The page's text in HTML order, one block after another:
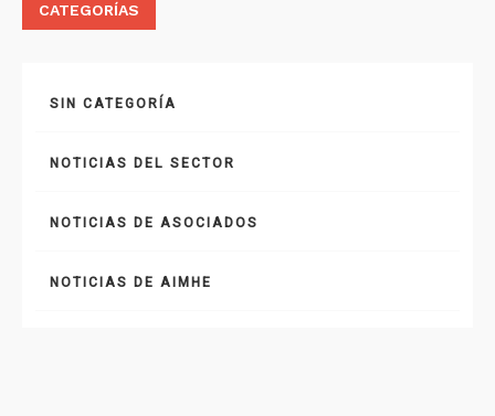
CATEGORÍAS
SIN CATEGORÍA
NOTICIAS DEL SECTOR
NOTICIAS DE ASOCIADOS
NOTICIAS DE AIMHE